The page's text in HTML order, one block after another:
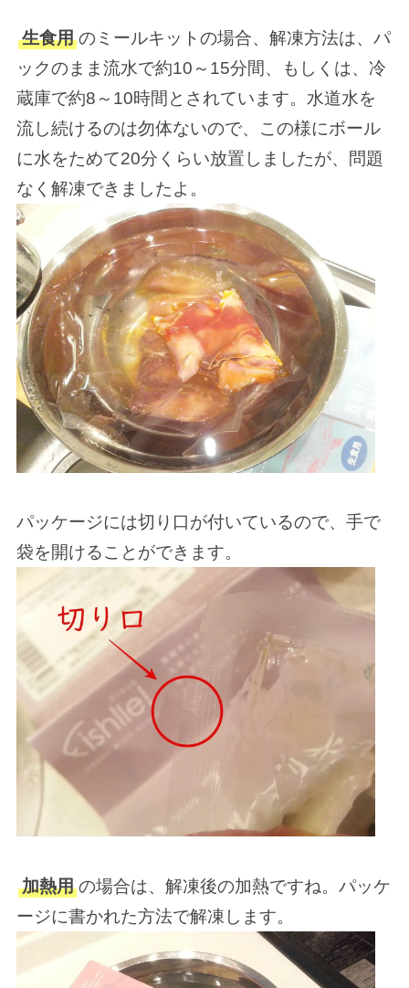
生食用 のミールキットの場合、解凍方法は、パ
ックのまま流水で約10～15分間、もしくは、冷
蔵庫で約8～10時間とされています。水道水を
流し続けるのは勿体ないので、この様にボール
に水をためて20分くらい放置しましたが、問題
なく解凍できましたよ。
パッケージには切り口が付いているので、手で
袋を開けることができます。
加熱用 の場合は、解凍後の加熱ですね。パッケ
ージに書かれた方法で解凍します。